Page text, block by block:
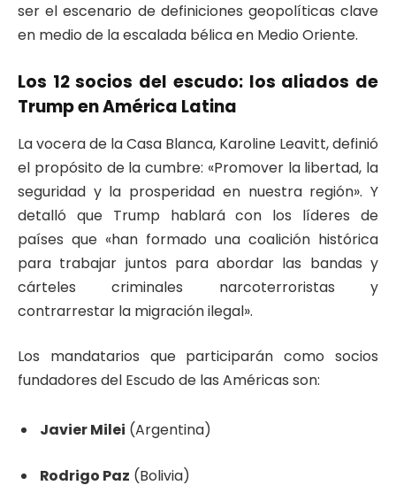
ser el escenario de definiciones geopolíticas clave
en medio de la escalada bélica en Medio Oriente.
Los 12 socios del escudo: los aliados de
Trump en América Latina
La vocera de la Casa Blanca, Karoline Leavitt, definió
el propósito de la cumbre: «Promover la libertad, la
seguridad y la prosperidad en nuestra región». Y
detalló que Trump hablará con los líderes de
países que «han formado una coalición histórica
para trabajar juntos para abordar las bandas y
cárteles criminales narcoterroristas y
contrarrestar la migración ilegal».
Los mandatarios que participarán como socios
fundadores del Escudo de las Américas son:
Javier Milei (Argentina)
Rodrigo Paz (Bolivia)